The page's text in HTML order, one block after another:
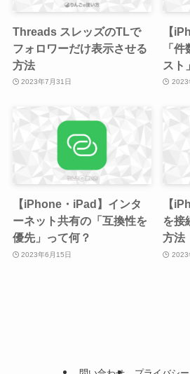
Threads スレッズのTLで
フォロワーだけ表示させる
方法
2023年7月31日
【
「
スト
2023
【iPhone・iPad】インタ
ーネット共有の「互換性を
優先」って何？
2023年6月15日
【
を接
方法
2023